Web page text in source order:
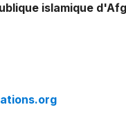
islamique